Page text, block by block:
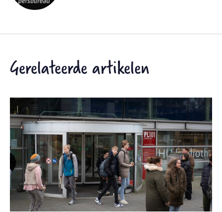
Gerelateerde artikelen